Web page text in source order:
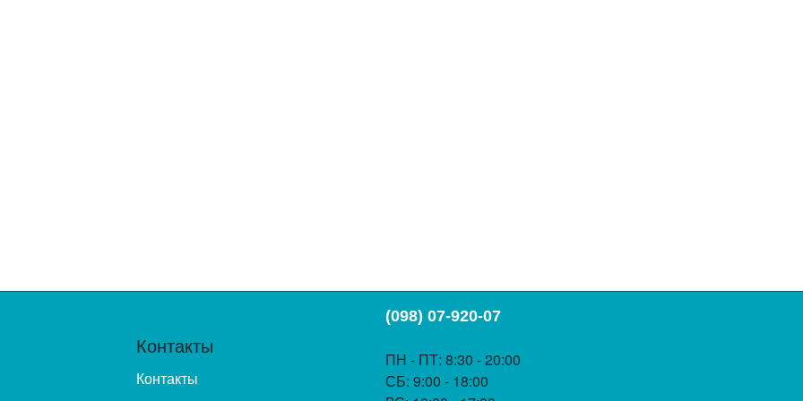
Контакты
Контакты
(098) 07-920-07
ПН - ПТ: 8:30 - 20:00
СБ: 9:00 - 18:00